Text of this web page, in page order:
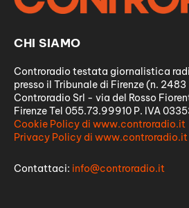
CHI SIAMO
Controradio testata giornalistica
presso il Tribunale di Firenze (n.
Controradio Srl - via del Rosso
Firenze Tel 055.73.99910 P. IVA
Cookie Policy di www.controradio.it
Privacy Policy di www.controradio.it
Contattaci: info@controradio.it